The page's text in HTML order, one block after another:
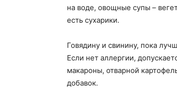
на воде, овощные супы –
есть сухарики.
Говядину и свинину, пока
Если нет аллергии,
макароны, отварной
добавок.